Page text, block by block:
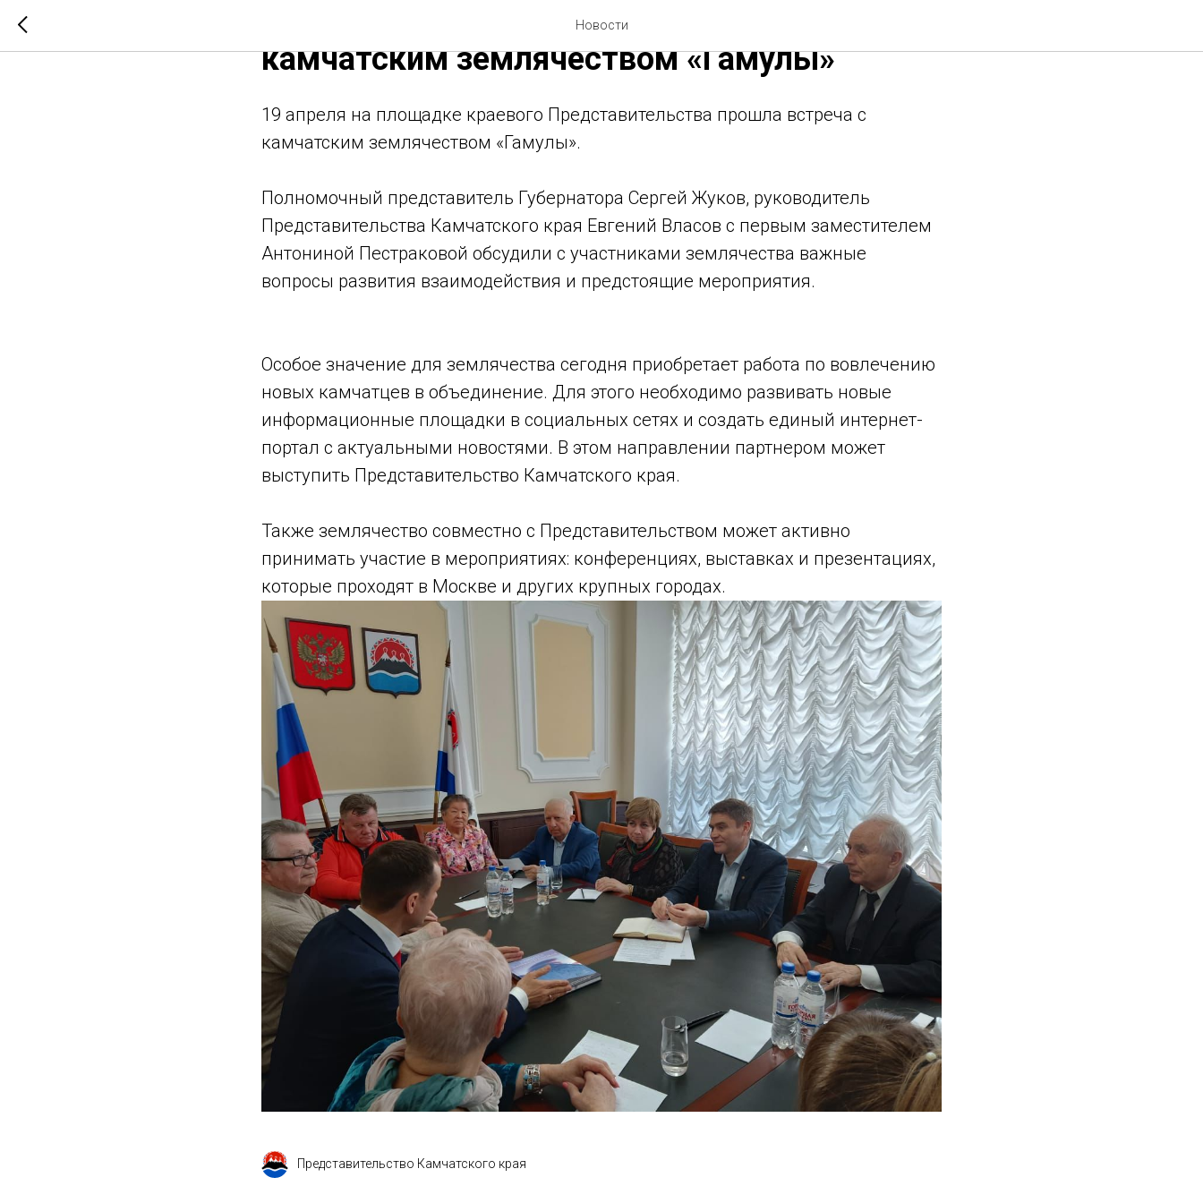
Новости
В Представительстве прошла встреча с
камчатским землячеством «Гамулы»
19 апреля на площадке краевого Представительства прошла встреча с
камчатским землячеством «Гамулы».
Полномочный представитель Губернатора Сергей Жуков, руководитель
Представительства Камчатского края Евгений Власов с первым заместителем
Антониной Пестраковой обсудили с участниками землячества важные
вопросы развития взаимодействия и предстоящие мероприятия.
Особое значение для землячества сегодня приобретает работа по вовлечению
новых камчатцев в объединение. Для этого необходимо развивать новые
информационные площадки в социальных сетях и создать единый интернет-
портал с актуальными новостями. В этом направлении партнером может
выступить Представительство Камчатского края.
Также землячество совместно с Представительством может активно
принимать участие в мероприятиях: конференциях, выставках и презентациях,
которые проходят в Москве и других крупных городах.
Представительство Камчатского края